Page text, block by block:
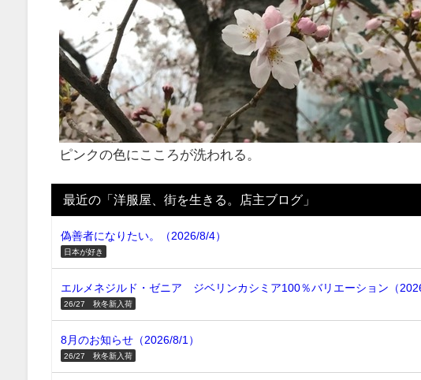
ピンクの色にこころが洗われる。
最近の「洋服屋、街を生きる。店主ブログ」
偽善者になりたい。（2026/8/4）
日本が好き
エルメネジルド・ゼニア ジベリンカシミア100％バリエーション（
26/27 秋冬新入荷
8月のお知らせ（2026/8/1）
26/27 秋冬新入荷